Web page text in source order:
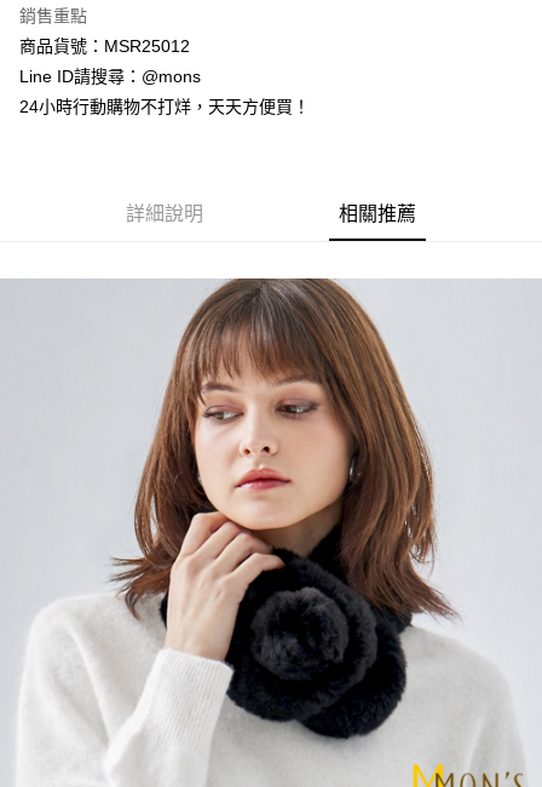
台新國際商業銀行
台灣樂天信用卡公司
元大商業銀行
玉山商業銀行
台灣樂天信用卡公司
悠遊付
AFTEE先享後付
【「AFTEE先享後付」結帳流程】
１．於結帳方式選擇「AFTEE先享後付」後，將跳轉至「AFTEE先享後付」
結帳頁面，進行簡訊認證並確認金額後，即可完成結帳。
２．訂單成立數日內，您將收到繳費通知簡訊。
３．收到繳費通知簡訊後14天內，點擊此簡訊中的連結，可透過四大超商／
ATM／網路銀行／等多元方式進行付款，方視為交易完成。
※ 請注意：結帳手續完成當下不需立刻繳費，但若您需要取消訂單，請聯絡
購買商品的店家。未經商家同意取消之訂單仍視為有效，需透過AFTEE先享
後付繳納相關費用。
※ 交易是否成功請以「AFTEE先享後付 」之結帳頁面顯示為準，若有關於
是否繳費成功／繳費後需取消欲退款等相關疑問，請聯繫「AFTEE先享後付
客戶支援中心」https://netprotections.freshdesk.com/support/home
【注意事項】
１．透過由恩沛科技股份有限公司提供之「AFTEE先享後付」服務完成之交
易，需依本服務之必要範圍內提供個人資料，並將交易相關給付款項請求債
權轉讓予恩沛科技股份有限公司。
２．關於個人資料處理事宜，請瀏覽以下網址：
https://aftee.tw/terms/#terms3
３．未成年的使用者請事先徵得法定代理人或監護人之同意方可使用
「AFTEE先享後付」，若未經同意申辦者引起之損失，本公司不負相關責
每筆NT$80，滿NT$1,000(含以上)免運費
每筆NT$80，滿NT$1,000(含以上)免運費
每筆NT$80，滿NT$1,000(含以上)免運費
付款後7-11取貨
每筆NT$80，滿NT$1,000(含以上)免運費
每筆NT$100，滿NT$1,000(含以上)免運費
貨到付款
每筆NT$80
銷售重點
商品貨號：MSR25012
Line ID請搜尋：@mons
24小時行動購物不打烊，天天方便買！
詳細說明 相關推薦